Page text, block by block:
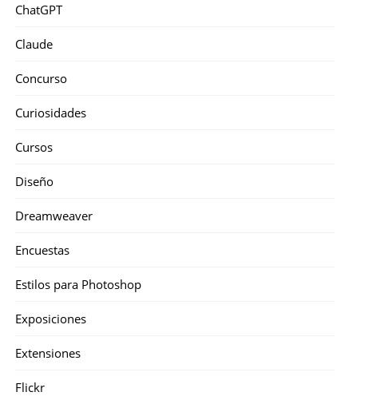
ChatGPT
Claude
Concurso
Curiosidades
Cursos
Diseño
Dreamweaver
Encuestas
Estilos para Photoshop
Exposiciones
Extensiones
Flickr